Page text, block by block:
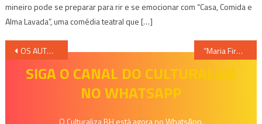
mineiro pode se preparar para rir e se emocionar com “Casa, Comida e
Alma Lavada”, uma comédia teatral que […]
Navegação
OS AUTORES SÉRGIO DE CASTRO E BEATRIZ AZEVEDO REALIZAM PALESTRA “O DECLÍNIO DO PATRIARCADO EM OSWALD DE ANDRADE” “Maria Firmina dos Reis, precursora da negritude” – com Eduardo de Assis Duarte
SIGA O CANAL DO CULTURALIZA
NO WHATSAPP
O Culturaliza BH está agora no WhatsApp.